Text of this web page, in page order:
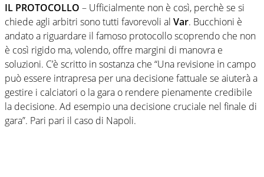
IL PROTOCOLLO – Ufficialmente non è così, perchè se si
chiede agli arbitri sono tutti favorevoli al Var. Bucchioni è
andato a riguardare il famoso protocollo scoprendo che non
è così rigido ma, volendo, offre margini di manovra e
soluzioni. C’è scritto in sostanza che “Una revisione in campo
può essere intrapresa per una decisione fattuale se aiuterà a
gestire i calciatori o la gara o rendere pienamente credibile
la decisione. Ad esempio una decisione cruciale nel finale di
gara”. Pari pari il caso di Napoli.